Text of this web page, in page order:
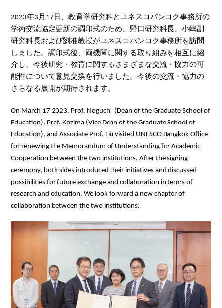
2023年3 月 17 日、教育学研究科とユネスコバンコク事務所の
学術交流協定更新の調印式のため、野口研究科長、小嶋副
研究科長および劉准教授がユネスコバンコク事務所を訪問
しました。調印式後、両機関に関する取り組みを相互に紹
介し、今後研究・教育に関するさまざまな交流・協力の可
能性について意見交換を行いました。今後の交流・協力の
さらなる展開が期待されます。
On March 17 2023, Prof. Noguchi (Dean of the Graduate School of
Education), Prof. Kozima (Vice Dean of the Graduate School of
Education), and Associate Prof. Liu visited UNESCO Bangkok Office
for renewing the Memorandum of Understanding for Academic
Cooperation between the two institutions. After the signing
ceremony, both sides introduced their initiatives and discussed
possibilities for future exchange and collaboration in terms of
research and education. We look forward a new chapter of
collaboration between the two institutions.